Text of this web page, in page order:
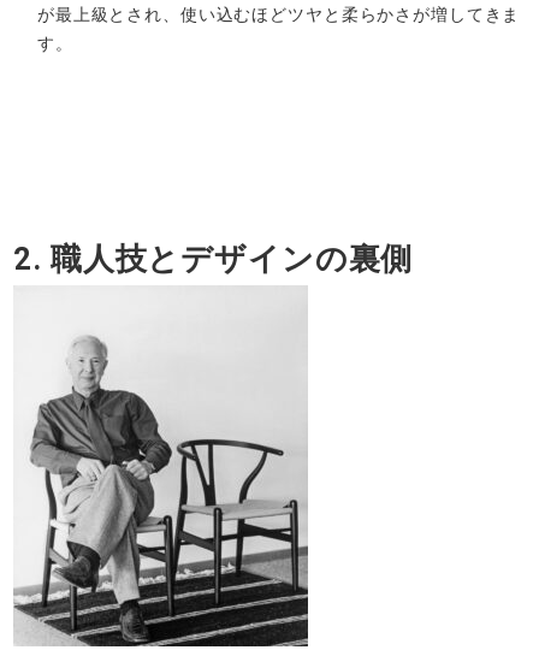
が最上級とされ、使い込むほどツヤと柔らかさが増してきま
す。
2. 職人技とデザインの裏側